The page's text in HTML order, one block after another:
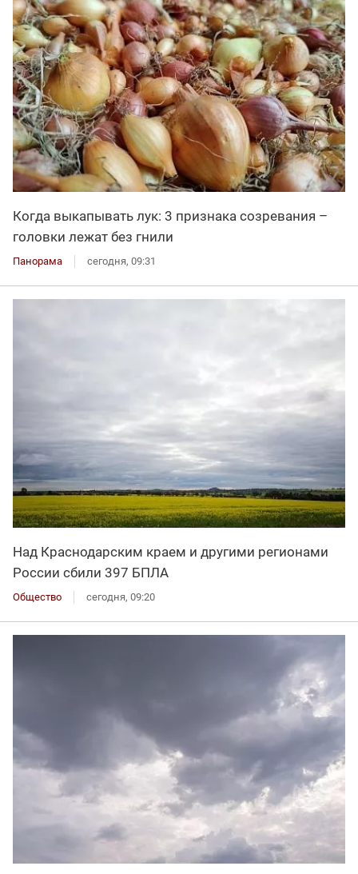
Когда выкапывать лук: 3 признака созревания –
головки лежат без гнили
Панорама сегодня, 09:31
Над Краснодарским краем и другими регионами
России сбили 397 БПЛА
Общество сегодня, 09:20